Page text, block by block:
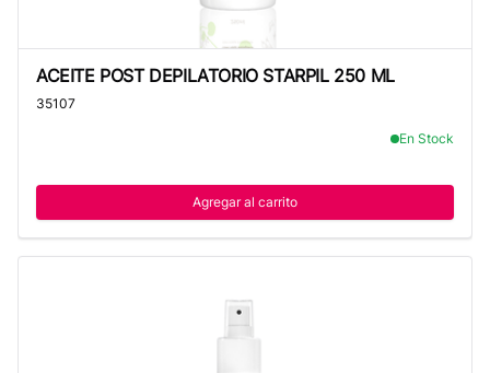
ACEITE POST DEPILATORIO STARPIL 250 ML
35107
En Stock
Agregar al carrito